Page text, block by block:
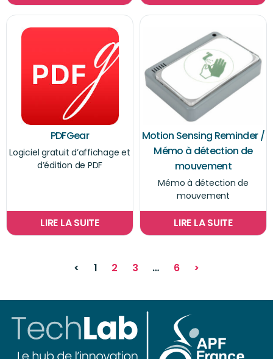
PDFGear
Logiciel gratuit d’affichage et
d’édition de PDF
LIRE LA SUITE
Motion Sensing Reminder /
Mémo à détection de
mouvement
Mémo à détection de
mouvement
LIRE LA SUITE
< 1 2 3 … 6 >